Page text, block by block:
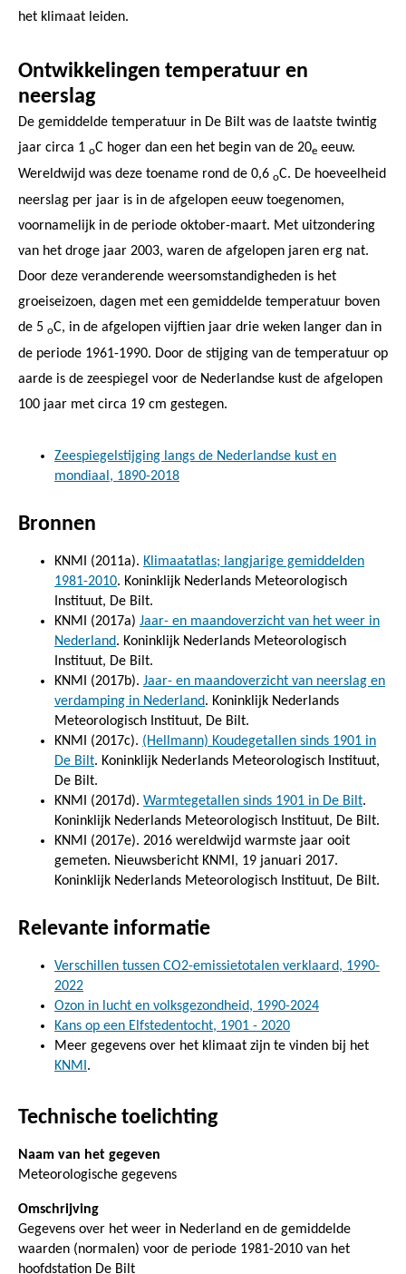
het klimaat leiden.
Ontwikkelingen temperatuur en
neerslag
De gemiddelde temperatuur in De Bilt was de laatste twintig
jaar circa 1 oC hoger dan een het begin van de 20e eeuw.
Wereldwijd was deze toename rond de 0,6 oC. De hoeveelheid
neerslag per jaar is in de afgelopen eeuw toegenomen,
voornamelijk in de periode oktober-maart. Met uitzondering
van het droge jaar 2003, waren de afgelopen jaren erg nat.
Door deze veranderende weersomstandigheden is het
groeiseizoen, dagen met een gemiddelde temperatuur boven
de 5 oC, in de afgelopen vijftien jaar drie weken langer dan in
de periode 1961-1990. Door de stijging van de temperatuur op
aarde is de zeespiegel voor de Nederlandse kust de afgelopen
100 jaar met circa 19 cm gestegen.
Zeespiegelstijging langs de Nederlandse kust en
mondiaal, 1890-2018
Bronnen
KNMI (2011a). Klimaatatlas; langjarige gemiddelden
1981-2010. Koninklijk Nederlands Meteorologisch
Instituut, De Bilt.
KNMI (2017a) Jaar- en maandoverzicht van het weer in
Nederland. Koninklijk Nederlands Meteorologisch
Instituut, De Bilt.
KNMI (2017b). Jaar- en maandoverzicht van neerslag en
verdamping in Nederland. Koninklijk Nederlands
Meteorologisch Instituut, De Bilt.
KNMI (2017c). (Hellmann) Koudegetallen sinds 1901 in
De Bilt. Koninklijk Nederlands Meteorologisch Instituut,
De Bilt.
KNMI (2017d). Warmtegetallen sinds 1901 in De Bilt.
Koninklijk Nederlands Meteorologisch Instituut, De Bilt.
KNMI (2017e). 2016 wereldwijd warmste jaar ooit
gemeten. Nieuwsbericht KNMI, 19 januari 2017.
Koninklijk Nederlands Meteorologisch Instituut, De Bilt.
Relevante informatie
Verschillen tussen CO2-emissietotalen verklaard, 1990-
2022
Ozon in lucht en volksgezondheid, 1990-2024
Kans op een Elfstedentocht, 1901 - 2020
Meer gegevens over het klimaat zijn te vinden bij het
KNMI .
Technische toelichting
Naam van het gegeven
Meteorologische gegevens
Omschrijving
Gegevens over het weer in Nederland en de gemiddelde
waarden (normalen) voor de periode 1981-2010 van het
hoofdstation De Bilt